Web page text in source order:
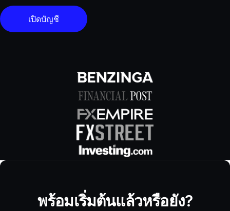
เปิดบัญชี
พร้อมเริ่มต้นแล้วหรือยัง?